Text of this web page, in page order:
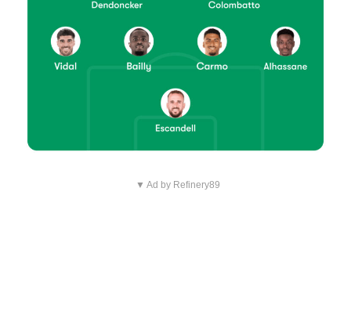
▼ Ad by Refinery89